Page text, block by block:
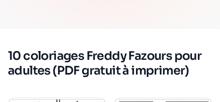
10 coloriages Freddy Fazours pour
adultes (PDF gratuit à imprimer)